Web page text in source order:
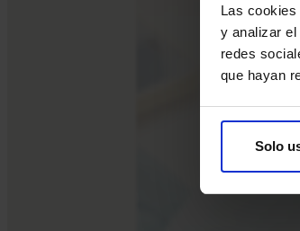
Las
y analizar
redes
que hayan
Solo